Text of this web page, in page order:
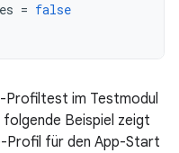
= false
Profiltest im Testmodul
folgende Beispiel zeigt
Profil für den App-Start